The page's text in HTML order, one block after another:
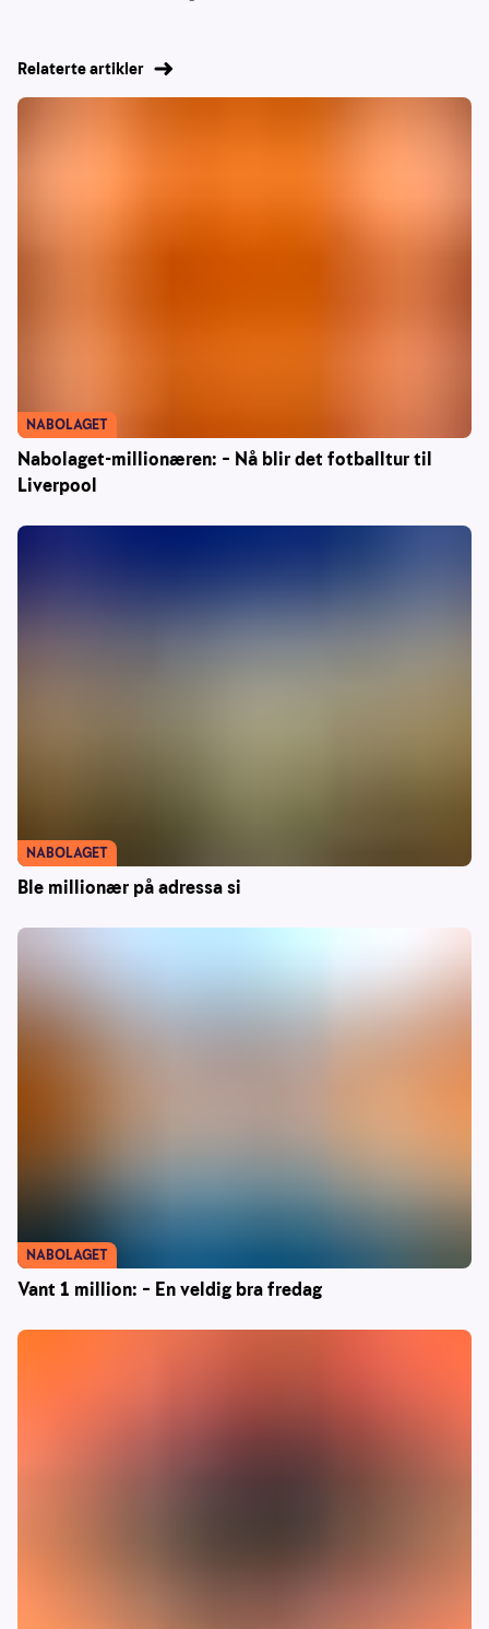
Relaterte artikler
Nabolaget-millionæren: – Nå blir det fotballtur til
Liverpool
NABOLAGET
Ble millionær på adressa si
NABOLAGET
Vant 1 million: – En veldig bra fredag
NABOLAGET